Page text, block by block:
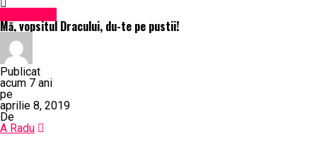
Mă, vopsitul Dracului, du-te pe pustii!
Publicat
acum 7 ani
pe
aprilie 8, 2019
De
A Radu